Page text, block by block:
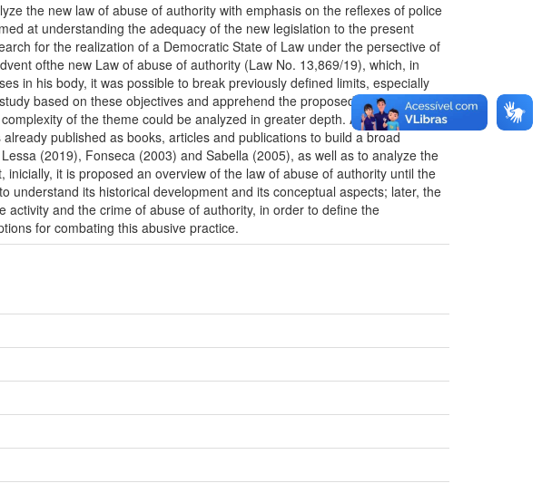
the new law of abuse of authority with emphasis on the reflexes of police
at understanding the adequacy of the new legislation to the present
for the realization of a Democratic State of Law under the persective of
ofthe new Law of abuse of authority (Law No. 13,869/19), which, in
in his body, it was possible to break previously defined limits, especially
based on these objectives and apprehend the proposed theme was
of the theme could be analyzed in greater depth. A bibliographic
published as books, articles and publications to build a broad
(2019), Fonseca (2003) and Sabella (2005), as well as to analyze the
it is proposed an overview of the law of abuse of authority until the
understand its historical development and its conceptual aspects; later, the
and the crime of abuse of authority, in order to define the
for combating this abusive practice.